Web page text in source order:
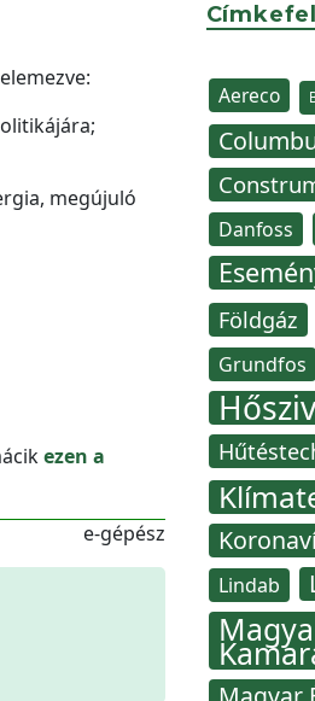
megújuló
ezen a
e-gépész
Aereco
Danfoss
Földgáz
Grundfos
Lindab